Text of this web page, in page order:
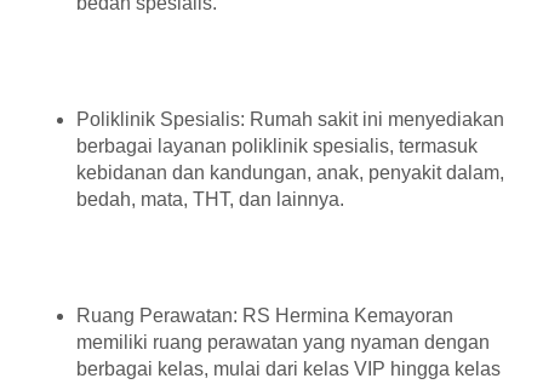
Poliklinik Spesialis: Rumah sakit ini menyediakan
berbagai layanan poliklinik spesialis, termasuk
kebidanan dan kandungan, anak, penyakit dalam,
bedah, mata, THT, dan lainnya.
Ruang Perawatan: RS Hermina Kemayoran
memiliki ruang perawatan yang nyaman dengan
berbagai kelas, mulai dari kelas VIP hingga kelas